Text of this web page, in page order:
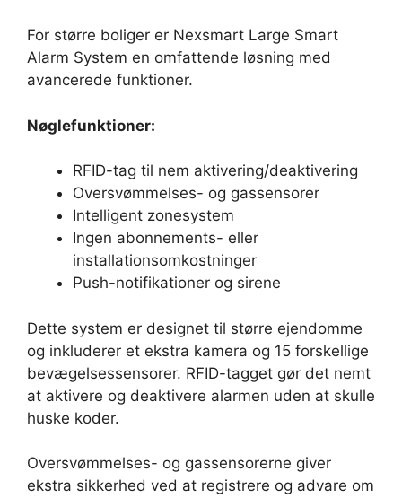
For større boliger er Nexsmart Large Smart
Alarm System en omfattende løsning med
avancerede funktioner.
Nøglefunktioner:
RFID-tag til nem aktivering/deaktivering
Oversvømmelses- og gassensorer
Intelligent zonesystem
Ingen abonnements- eller
installationsomkostninger
Push-notifikationer og sirene
Dette system er designet til større ejendomme
og inkluderer et ekstra kamera og 15 forskellige
bevægelsessensorer. RFID-tagget gør det nemt
at aktivere og deaktivere alarmen uden at skulle
huske koder.
Oversvømmelses- og gassensorerne giver
ekstra sikkerhed ved at registrere og advare om